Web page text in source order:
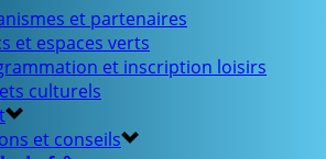
et partenaires
et espaces verts
et inscription loisirs
culturels
et conseils